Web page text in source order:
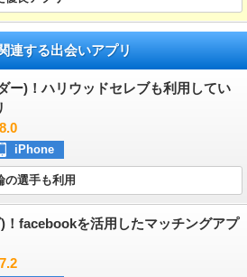
連する出会いアプリ
ー)！ハリウッドセレブも利用してい
iPhone
の選手も利用
！facebookを活用したマッチングアプ